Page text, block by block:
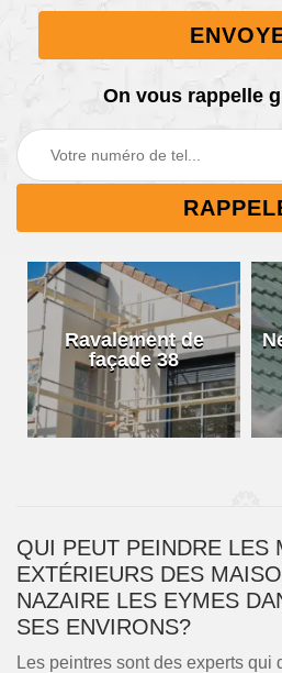
On vous rappelle
Ravalement de
façade 38
QUI PEUT PEINDRE LES
EXTÉRIEURS DES
NAZAIRE LES EYMES
SES ENVIRONS?
Les peintres sont des experts qui